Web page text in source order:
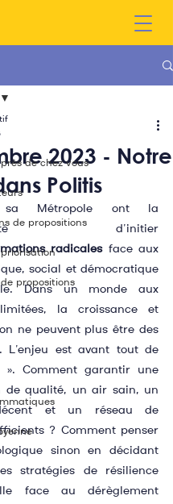
de chez vous
de propositions
propositions
2023 - Notre
Politis
Métropole ont la
d’initier
radicales face aux
social et démocratique
Dans un monde aux
la croissance et
ne peuvent plus être des
L’enjeu est avant tout de
». Comment garantir une
de qualité, un air sain, un
et un réseau de
? Comment penser
sinon en décidant
stratégies de résilience
face au dérèglement